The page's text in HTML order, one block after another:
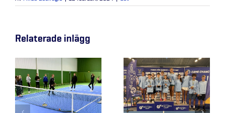
Relaterade inlägg